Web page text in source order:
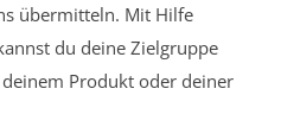
übermitteln. Mit Hilfe
du deine Zielgruppe
Produkt oder deiner